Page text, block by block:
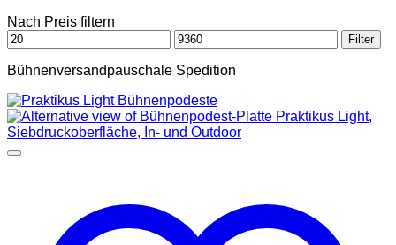
Nach Preis filtern
Min.
Preis
Max.
Preis
Filter
Bühnenversandpauschale Spedition